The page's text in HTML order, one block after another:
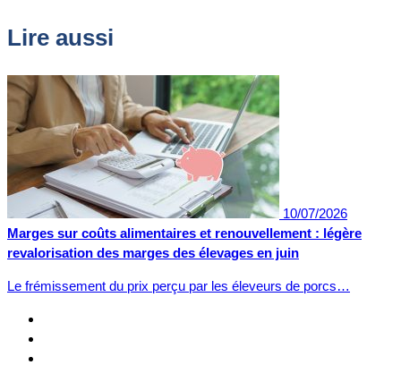
Lire aussi
10/07/2026
Marges sur coûts alimentaires et renouvellement : légère
revalorisation des marges des élevages en juin
Le frémissement du prix perçu par les éleveurs de porcs…